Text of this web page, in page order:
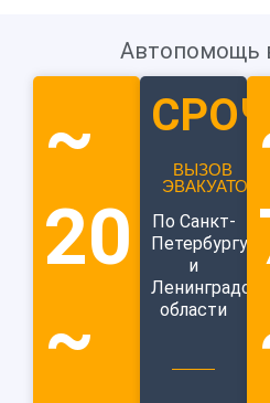
Автопомощь
~
20
~
ВЫЗОВ
ЭВАКУАТОРА
По Санкт-
Петербургу
и
Ленинградской
области